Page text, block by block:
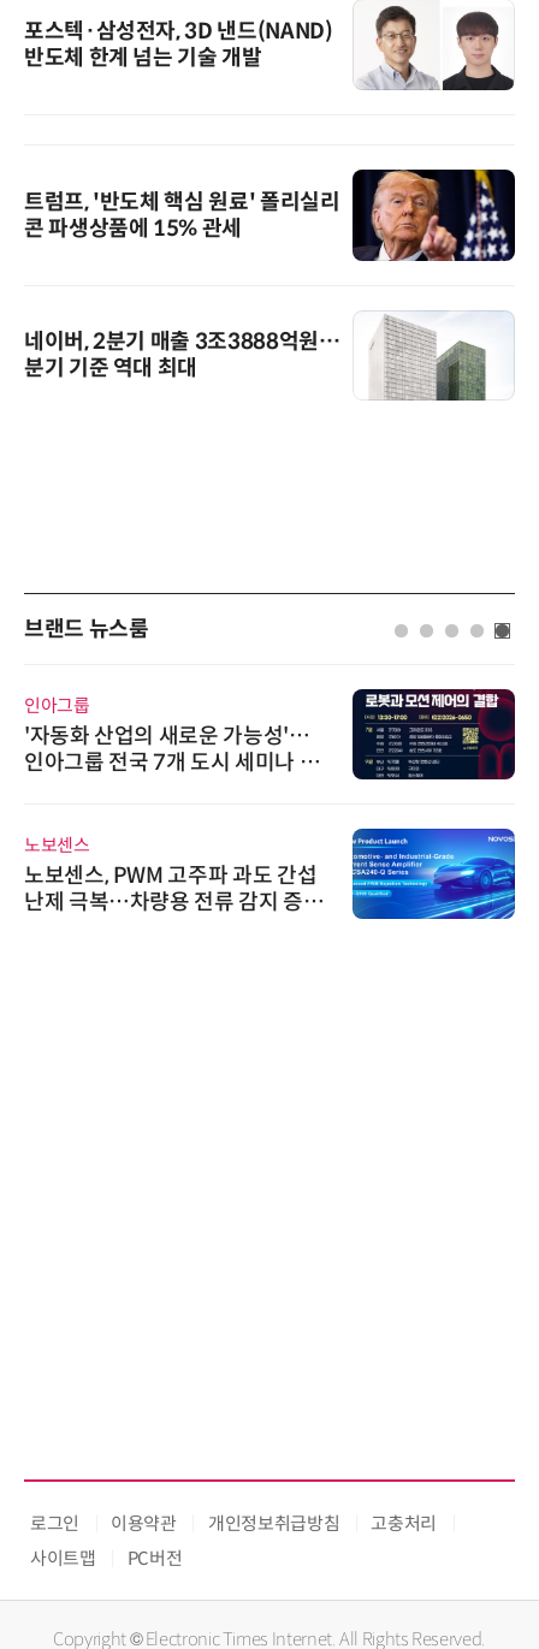
포스텍·삼성전자, 3D 낸드(NAND)
반도체 한계 넘는 기술 개발
트럼프, '반도체 핵심 원료' 폴리실리
콘 파생상품에 15% 관세
네이버, 2분기 매출 3조3888억원…
분기 기준 역대 최대
브랜드 뉴스룸
인아그룹
'자동화 산업의 새로운 가능성'…
인아그룹 전국 7개 도시 세미나 페
노보센스
노보센스, PWM 고주파 과도 간섭
난제 극복…차량용 전류 감지 증폭
로그인 이용약관 개인정보취급방침
고충처리
사이트맵
PC버전
Copyright © Electronic Times Internet. All Rights Reserved.